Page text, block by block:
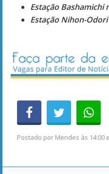
Estação Bashamichi
Estação Nihon-
Postado por Mendes às 14:00